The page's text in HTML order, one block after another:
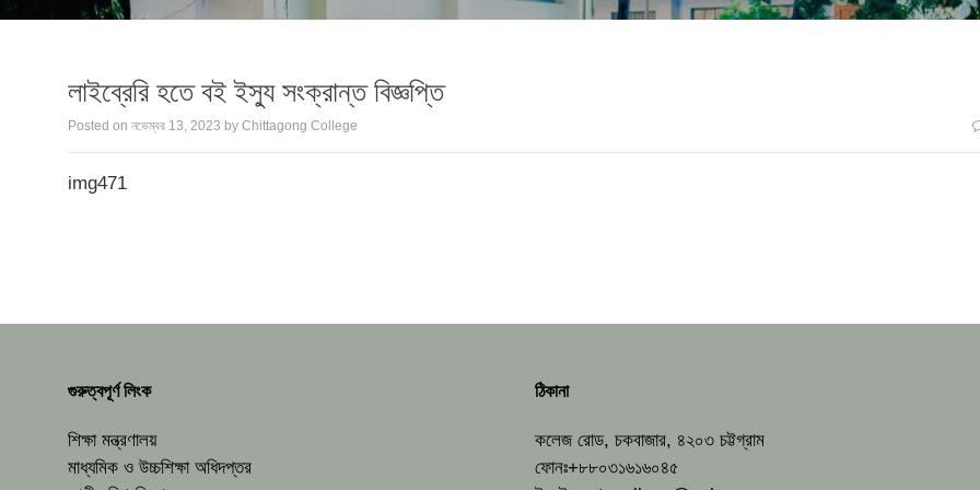
লাইব্রেরি হতে বই ইস্যু সংক্রান্ত বিজ্ঞপ্তি
Posted on নভেম্বর 13, 2023 by Chittagong College
img471
গুরুত্বপূর্ণ লিংক
শিক্ষা মন্ত্রণালয়
মাধ্যমিক ও উচ্চশিক্ষা অধিদপ্তর
ঠিকানা
কলেজ রোড, চকবাজার, ৪২০৩ চট্টগ্রাম
ফোনঃ+৮৮০৩১৬১৬০৪৫